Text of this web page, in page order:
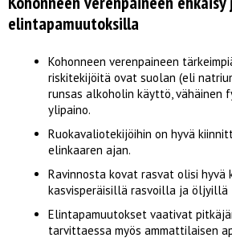
elintapamuutoksilla
Kohonneen verenpaineen
riskitekijöitä ovat suolan (eli
runsas alkoholin käyttö, vähäinen
ylipaino.
Ruokavaliotekijöihin on hyvä
elinkaaren ajan.
Ravinnosta kovat rasvat olisi hyvä
kasvisperäisillä rasvoilla ja öljyillä
Elintapamuutokset vaativat
tarvittaessa myös ammattilaisen